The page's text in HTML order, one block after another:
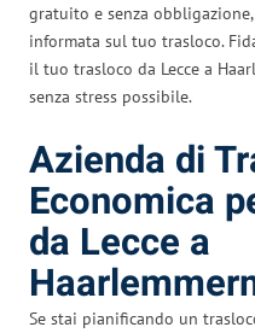
gratuito e senza
informata sul tuo trasloco.
il tuo trasloco da Lecce a
senza stress possibile.
Azienda di
Economica
da Lecce a
Se stai pianificando un